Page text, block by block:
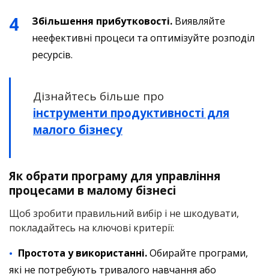
Збільшення прибутковості. Виявляйте
неефективні процеси та оптимізуйте розподіл
ресурсів.
Дізнайтесь більше про
інструменти продуктивності для
малого бізнесу
Як обрати програму для управління
процесами в малому бізнесі
Щоб зробити правильний вибір і не шкодувати,
покладайтесь на ключові критерії:
Простота у використанні.Обирайте програми,
які не потребують тривалого навчання або